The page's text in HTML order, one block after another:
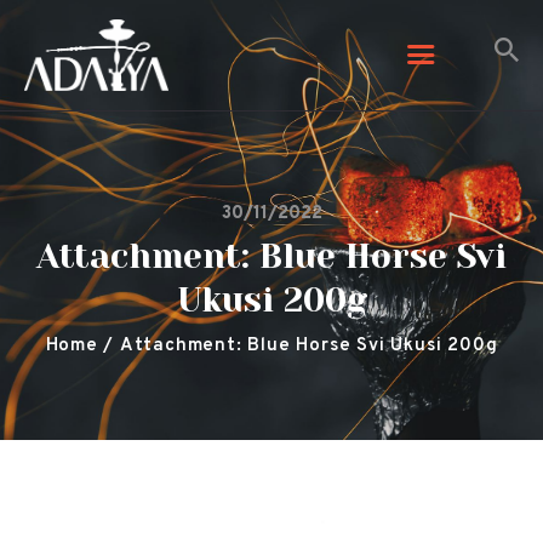
30/11/2022
Attachment: Blue Horse Svi
Ukusi 200g
Home Attachment: Blue Horse Svi Ukusi 200g
Adalya Tobacco
Adalya Tobacco
Početna
Galerija
Arome
Kontaktirajte nas
O nama